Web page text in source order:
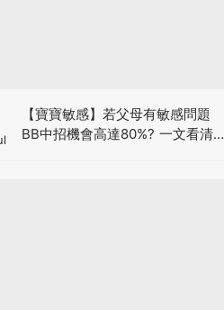
【寶寶敏感】若父母有敏感問題
BB中招機會高達80%? 一文看清預